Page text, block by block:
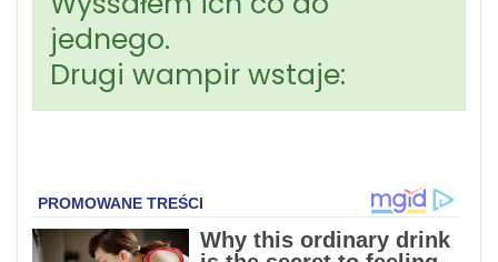
jednego.
Drugi wampir wstaje: